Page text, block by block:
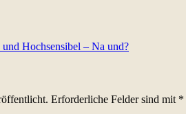
und Hochsensibel – Na und?
Erforderliche Felder sind mit *